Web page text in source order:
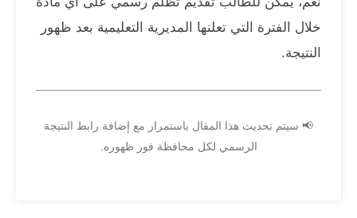
خلال الفترة التي تعلنها المديرية التعليمية بعد ظهور
النتيجة.
📢 سيتم تحديث هذا المقال باستمرار مع إضافة رابط النتيجة
الرسمي لكل محافظة فور ظهوره.